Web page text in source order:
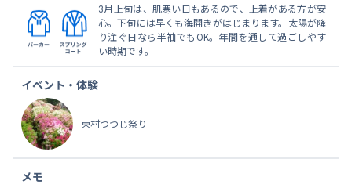
3月上旬は、肌寒い日もあるので、上着がある方が安
心。下旬には早くも海開きがはじまります。太陽が降
り注ぐ日なら半袖でもOK。年間を通して過ごしやす
い時期です。
イベント・体験
東村つつじ祭り
メモ